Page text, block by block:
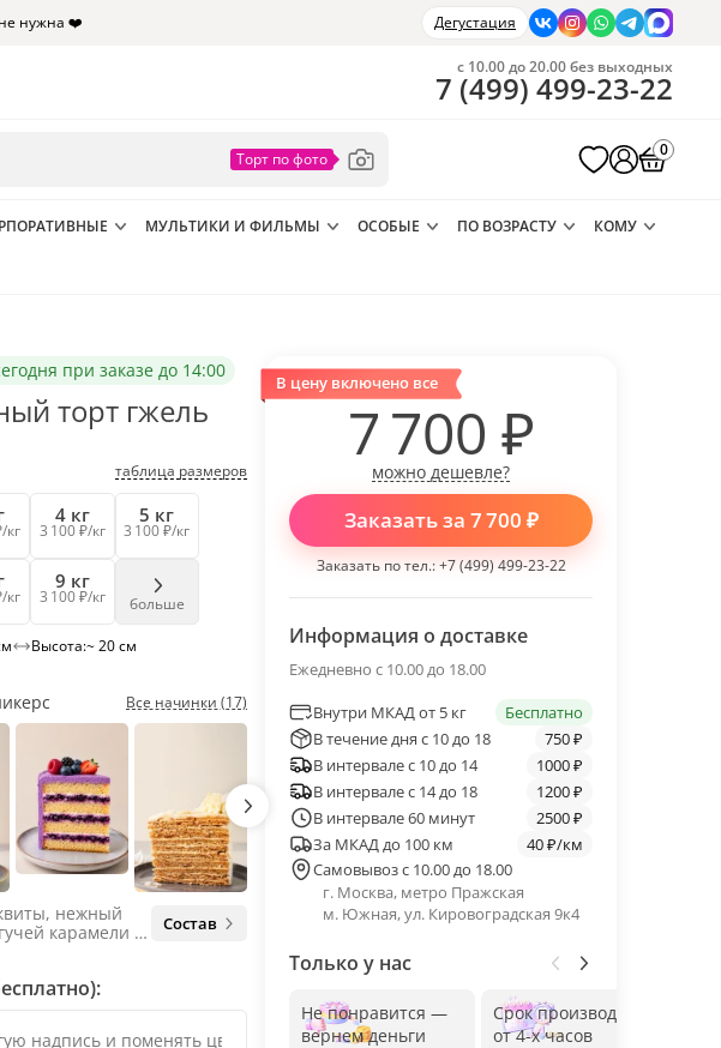
не нужна ❤️ Дегустация
с 10.00 до 20.00 без выходных
7 (499) 499-23-22
0
МУЛЬТИКИ И ФИЛЬМЫ ОСОБЫЕ ПО ВОЗРАСТУ
КОМУ
при заказе до 14:00
торт гжель
таблица размеров
кг
4 кг
3 100 ₽/кг
5 кг
3 100 ₽/кг
кг
9 кг
3 100 ₽/кг больше
Высота:~ 20 см
Все начинки (17)
нежный
карамели и
шанса
Состав
В цену включено все
7 700 ₽
можно дешевле?
Заказать за 7 700 ₽
Заказать по тел.:+7 (499) 499-23-22
Информация о доставке
Ежедневно с 10.00 до 18.00
Внутри МКАД от 5 кг
Бесплатно
В течение дня с 10 до 18
750 ₽
В интервале с 10 до 14
1000 ₽
В интервале с 14 до 18
1200 ₽
В интервале 60 минут
2500 ₽
За МКАД до 100 км
40 ₽/км
Самовывоз с 10.00 до 18.00
г. Москва, метро Пражская
м. Южная, ул. Кировоградская 9к4
Только у нас
Не понравится —
вернем деньги
Срок производства
от 4-х часов